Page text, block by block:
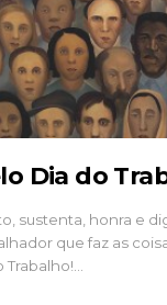
Dia do
sustenta, honra e
que faz as